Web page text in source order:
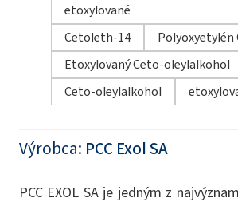
etoxylované
Cetoleth-14
Etoxylovaný Ceto-oleylalkohol
Ceto-oleylalkohol
Výrobca: PCC Exol SA
PCC EXOL SA je jedným z